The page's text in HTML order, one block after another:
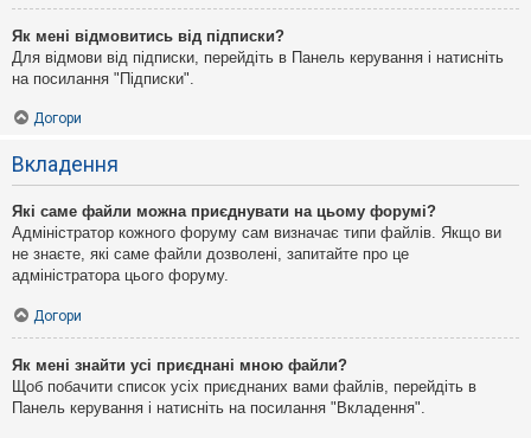
Як мені відмовитись від підписки?
Для відмови від підписки, перейдіть в Панель керування і натисніть
на посилання "Підписки".
Догори
Вкладення
Які саме файли можна приєднувати на цьому форумі?
Адміністратор кожного форуму сам визначає типи файлів. Якщо ви
не знаєте, які саме файли дозволені, запитайте про це
адміністратора цього форуму.
Догори
Як мені знайти усі приєднані мною файли?
Щоб побачити список усіх приєднаних вами файлів, перейдіть в
Панель керування і натисніть на посилання "Вкладення".